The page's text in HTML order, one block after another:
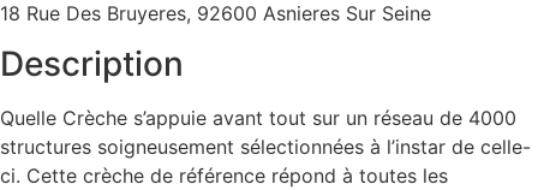
18 Rue Des Bruyeres, 92600 Asnieres Sur Seine
Description
Quelle Crèche s’appuie avant tout sur un réseau de 4000
structures soigneusement sélectionnées à l’instar de celle-
ci. Cette crèche de référence répond à toutes les